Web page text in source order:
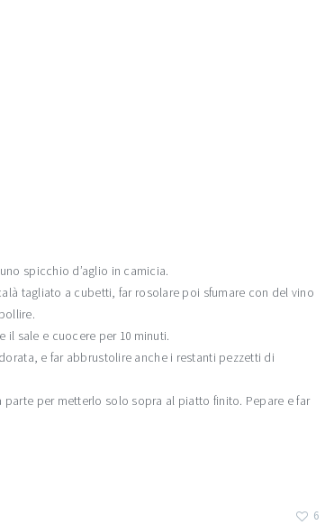
spicchio d’aglio in camicia.
tagliato a cubetti, far rosolare poi sfumare con del vino
il sale e cuocere per 10 minuti.
e far abbrustolire anche i restanti pezzetti di
per metterlo solo sopra al piatto finito. Pepare e far
6